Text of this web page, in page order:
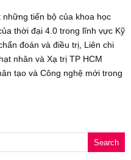
tiến bộ của khoa học
thời đại 4.0 trong lĩnh vực Kỹ
đoán và điều trị, Liên chi
nhân và Xạ trị TP HCM
tạo và Công nghệ mới trong